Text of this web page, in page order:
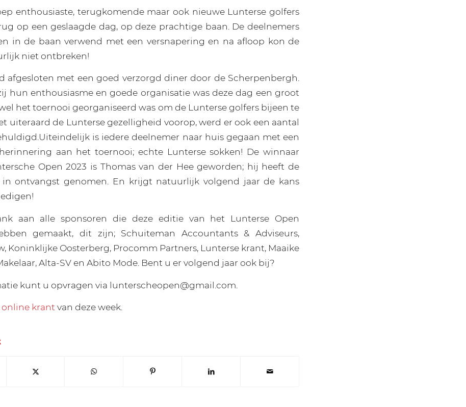
enthousiaste, terugkomende maar ook nieuwe Lunterse golfers
op een geslaagde dag, op deze prachtige baan. De deelnemers
in de baan verwend met een versnapering en na afloop kon de
niet ontbreken!
afgesloten met een goed verzorgd diner door de Scherpenbergh.
hun enthousiasme en goede organisatie was deze dag een groot
het toernooi georganiseerd was om de Lunterse golfers bijeen te
uiteraard de Lunterse gezelligheid voorop, werd er ook een aantal
is iedere deelnemer naar huis gegaan met een
aan het toernooi; echte Lunterse sokken! De winnaar
Open 2023 is Thomas van der Hee geworden; hij heeft de
in ontvangst genomen. En krijgt natuurlijk volgend jaar de kans
aan alle sponsoren die deze editie van het Lunterse Open
gemaakt, dit zijn; Schuiteman Accountants & Adviseurs,
Koninklijke Oosterberg, Procomm Partners, Lunterse krant, Maaike
Alta-SV en Abito Mode. Bent u er volgend jaar ook bij?
kunt u opvragen via lunterscheopen@gmail.com.
online krant van deze week.